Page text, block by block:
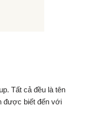
Tất cả đều là tên
được biết đến với